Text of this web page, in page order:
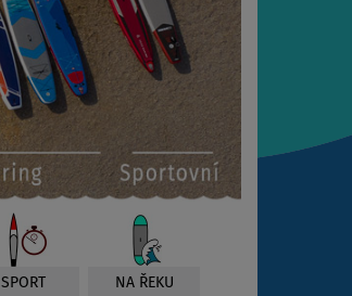
SPORT NA ŘEKU